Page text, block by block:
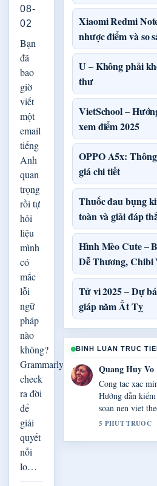
08-
02
Bạn
đã
bao
giờ
viết
một
email
tiếng
Anh
quan
trọng
rồi tự
hỏi
liệu
mình
có
mắc
lỗi
ngữ
pháp
nào
không?
Grammarly
check
ra đời
để
giải
quyết
nỗi
lo…
Xiaomi Redmi
nhược điểm và so
U – Không phải
thư
VietSchool –
xem điểm 2025
OPPO A5x:
giá chi tiết
Thuốc đau bụng
toàn và giải đáp
Hình Mèo Cute –
Dễ Thương, Chibi
Tử vi 2025 – Dự
giáp năm Ất Tỵ
BINH LUAN TRUC
Quang Huy Vo
Cong tac xac
Hướng dẫn
soan nen viet
5 PHUT TRUOC